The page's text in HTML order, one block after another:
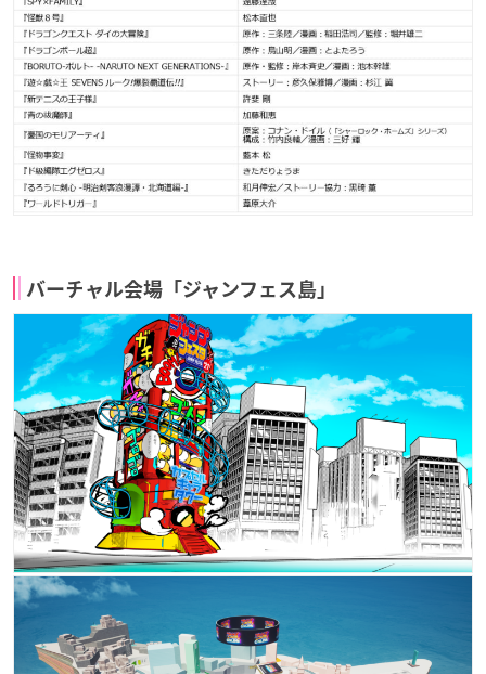
バーチャル会場「ジャンフェス島」